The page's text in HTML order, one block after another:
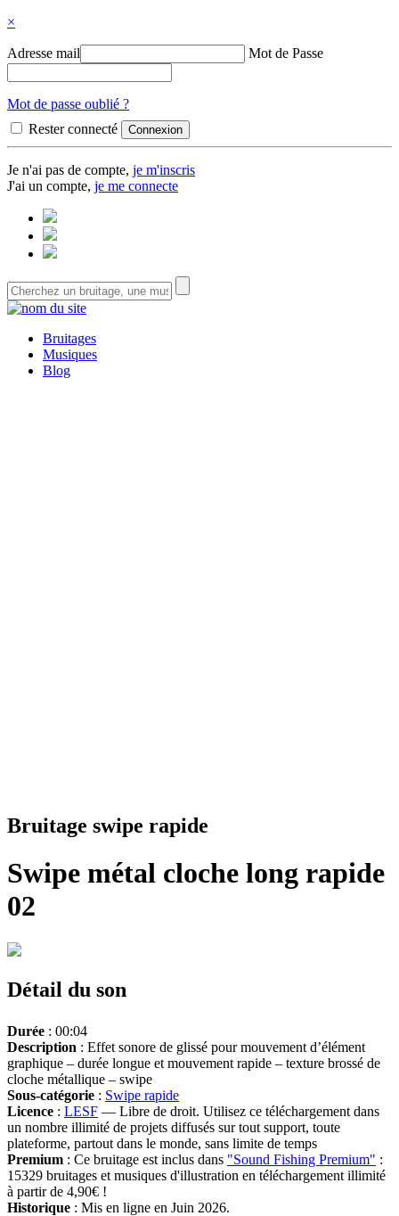
×
Adresse mail Mot de Passe
Mot de passe oublié ?
Rester connecté
Je n'ai pas de compte, je m'inscris
J'ai un compte, je me connecte
Bruitages
Musiques
Blog
Bruitage swipe rapide
Swipe métal cloche long rapide
02
Détail du son
Durée : 00:04
Description : Effet sonore de glissé pour mouvement d’élément
graphique – durée longue et mouvement rapide – texture brossé de
cloche métallique – swipe
Sous-catégorie : Swipe rapide
Licence : LESF — Libre de droit. Utilisez ce téléchargement dans
un nombre illimité de projets diffusés sur tout support, toute
plateforme, partout dans le monde, sans limite de temps
Premium : Ce bruitage est inclus dans "Sound Fishing Premium" :
15329 bruitages et musiques d'illustration en téléchargement illimité
à partir de 4,90€ !
Historique : Mis en ligne en Juin 2026.